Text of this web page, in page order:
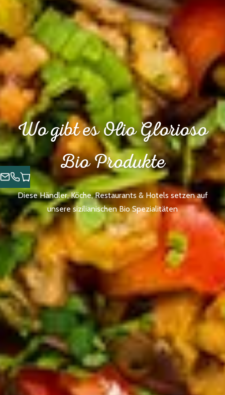
Wo gibt es Olio Glorioso
Bio Produkte
Diese Händler, Köche, Restaurants & Hotels setzen auf
unsere sizilianischen Bio Spezialitäten